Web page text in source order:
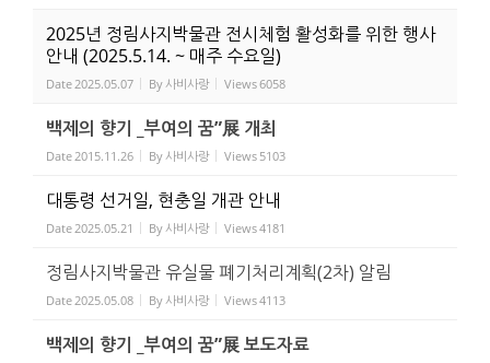
2025년 정림사지박물관 전시체험 활성화를 위한 행사
안내 (2025.5.14. ~ 매주 수요일)
Date2025.05.07 By사비사랑 Views6058
백제의 향기 _부여의 꿈”展 개최
Date2015.11.26 By사비사랑 Views 5103
대통령 선거일, 현충일 개관 안내
Date2025.05.21 By사비사랑 Views4181
정림사지박물관 유실물 폐기처리계획(2차) 알림
Date2025.05.08 By사비사랑 Views4113
백제의 향기 _부여의 꿈”展 보도자료